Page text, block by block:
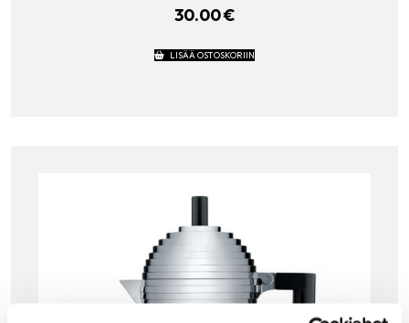
30.00€
LISÄÄ OSTOSKORIIN